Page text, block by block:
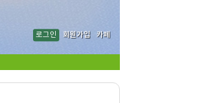
로그인 회원가입 카페